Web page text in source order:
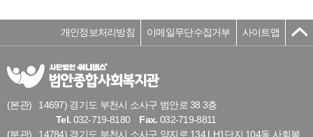
개인정보처리방침 이메일무단수집거부 사이트맵
(본관)
14697) 경기도 부천시 소사구 범안로 38 3층
Tel. 032-719-8180 Fax. 032-719-8811
(분관)
14784) 경기도 부천시 소사구 양지로 134 LH1단지 104동 사회복